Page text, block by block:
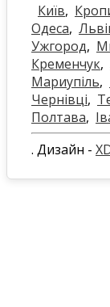
Київ,
Одеса,
Ужгород,
Кременчук,
Мариупіль,
Чернівці,
Полтава,
. Дизайн -